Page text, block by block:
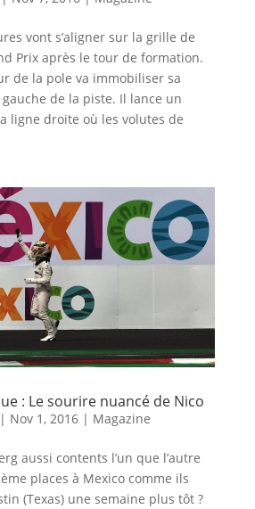
vont s’aligner sur la grille de
Prix après le tour de formation.
de la pole va immobiliser sa
de la piste. Il lance un
ligne droite où les volutes de
: Le sourire nuancé de Nico
| Nov 1, 2016| Magazine
aussi contents l’un que l’autre
places à Mexico comme ils
(Texas) une semaine plus tôt ?